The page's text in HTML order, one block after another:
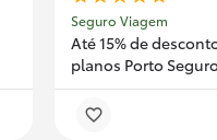
Seguro Viagem
Até 15% de
planos Porto